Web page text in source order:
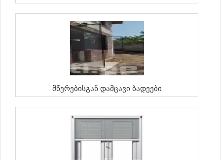
Მწერებისგან Დამცავი Ბადეები